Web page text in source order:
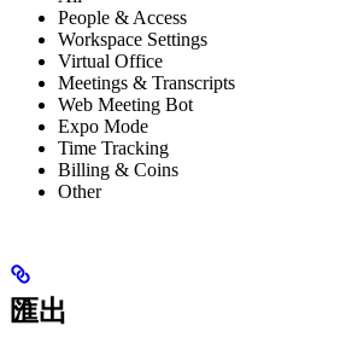
People & Access
Workspace Settings
Virtual Office
Meetings & Transcripts
Web Meeting Bot
Expo Mode
Time Tracking
Billing & Coins
Other
匯出